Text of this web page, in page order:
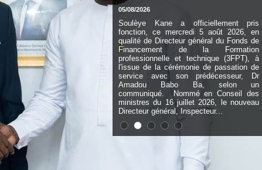
05/08/2026
Soulèye Kane a officiellement pris
fonction, ce mercredi 5 août 2026, en
qualité de Directeur général du Fonds de
Financement de la Formation
professionnelle et technique (3FPT), à
l'issue de la cérémonie de passation de
service avec son prédécesseur, Dr
Amadou Babo Ba, selon un
communiqué. Nommé en Conseil des
ministres du 16 juillet 2026, le nouveau
Directeur général, Inspecteur...